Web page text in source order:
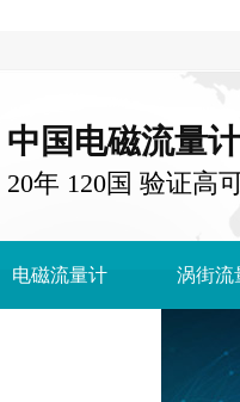
中国电磁流量
20年 120国 验证高
电磁流量计 涡街流